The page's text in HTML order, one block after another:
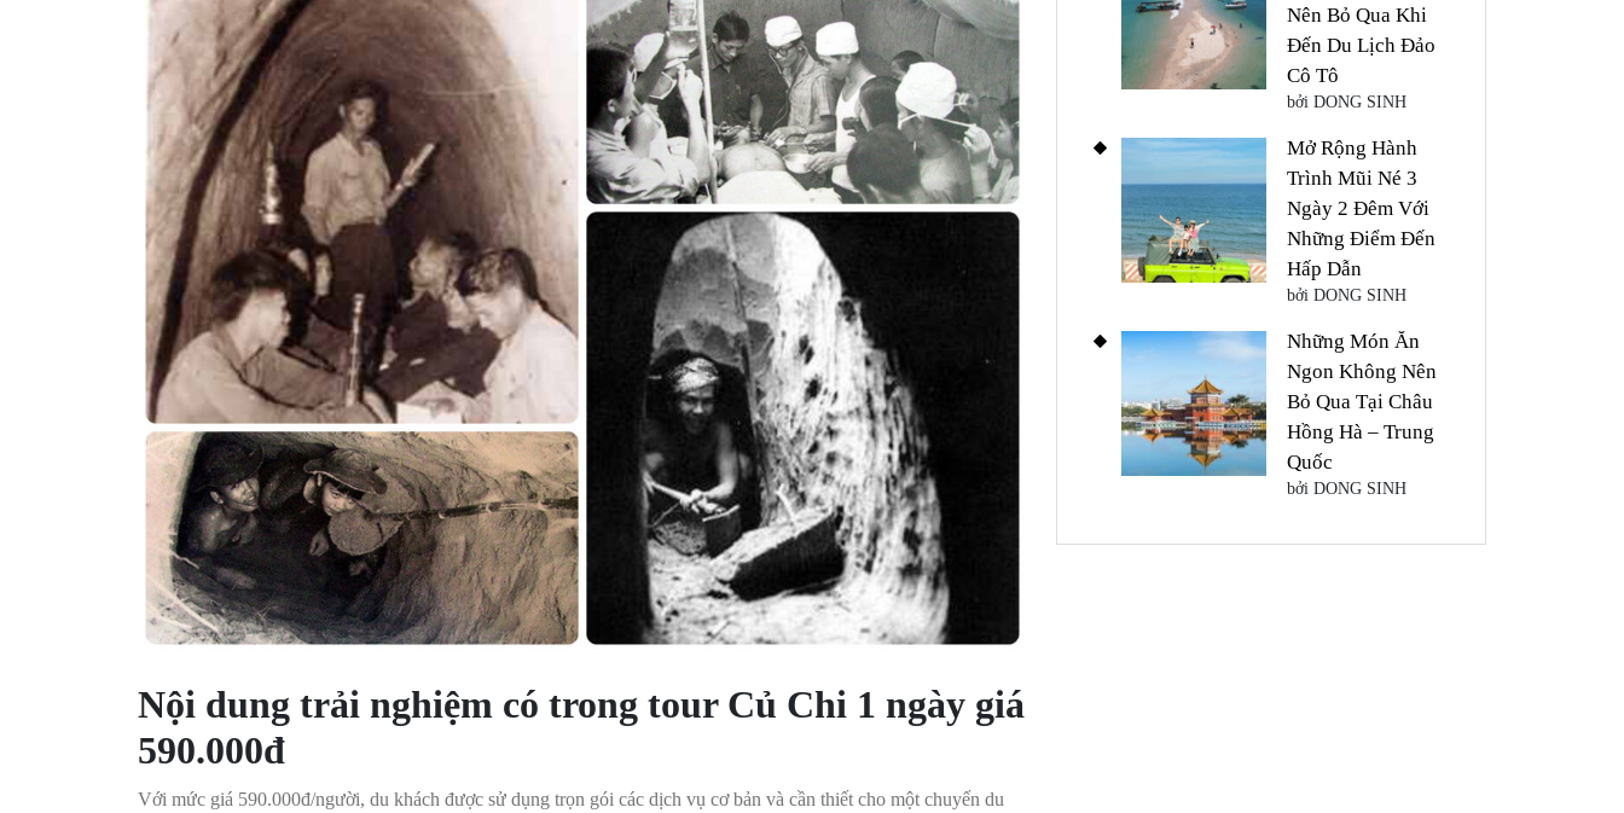
Nội dung trải nghiệm có trong tour Củ Chi 1 ngày giá
590.000đ
Với mức giá 590.000đ/người, du khách được sử dụng trọn gói các dịch vụ cơ bản và cần thiết cho một chuyến du
Nên Bỏ Qua Khi
Đến Du Lịch Đảo
Cô Tô
bởi DONG SINH
Mở Rộng Hành
Trình Mũi Né 3
Ngày 2 Đêm Với
Những Điểm Đến
Hấp Dẫn
bởi DONG SINH
Những Món Ăn
Ngon Không Nên
Bỏ Qua Tại Châu
Hồng Hà – Trung
Quốc
bởi DONG SINH